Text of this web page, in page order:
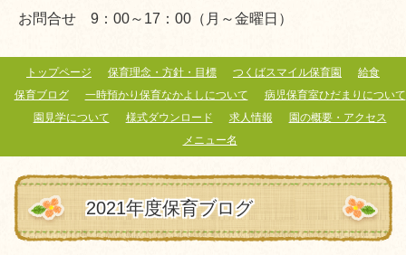
お問合せ 9：00～17：00（月～金曜日）
トップページ 保育理念・方針・目標 つくばスマイル保育園
給食
保育ブログ
一時預かり保育なかよしについて
病児保育室ひだまりについて
園見学について
様式ダウンロード 求人情報
園の概要・アクセス
メニュー名
2021年度保育ブログ